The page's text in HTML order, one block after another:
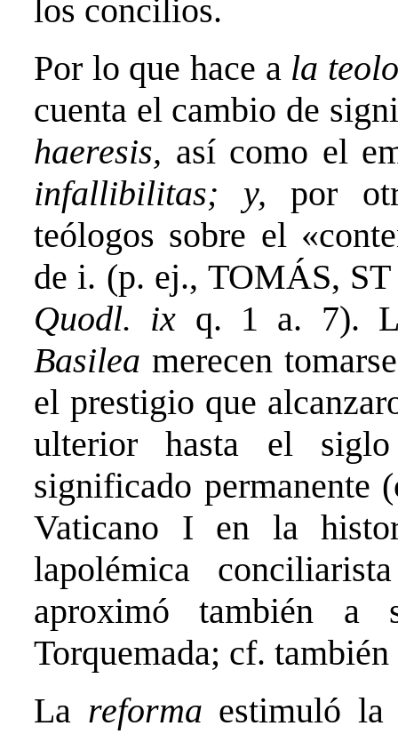
los concilios.
Por lo que hace a la
cuenta el cambio de
haeresis, así como el
infallibilitas; y, por
teólogos sobre el
de i. (p. ej., TOMÁS,
Quodl. ix q. 1 a. 7).
Basilea merecen
el prestigio que
ulterior hasta el
significado permanente
Vaticano I en la
lapolémica
aproximó también a
Torquemada; cf.
La reforma estimuló